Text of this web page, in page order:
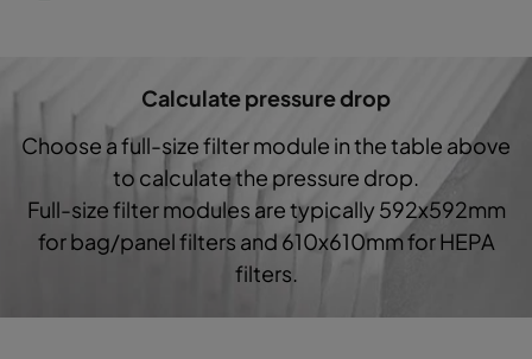
ePM1 85%
ePM1 85% 490 592
ePM1 85% 287 592
Calculate pressure drop
Choose a full-size filter module in the table above
to calculate the pressure drop.
Full-size filter modules are typically 592x592mm
for bag/panel filters and 610x610mm for HEPA
filters.